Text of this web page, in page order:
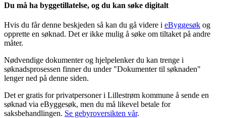
Du må ha byggetillatelse, og du kan søke digitalt
Hvis du får denne beskjeden så kan du gå videre i eByggesøk og
opprette en søknad. Det er ikke mulig å søke om tiltaket på andre
måter.
Nødvendige dokumenter og hjelpelenker du kan trenge i
søknadsprosessen finner du under "Dokumenter til søknaden"
lenger ned på denne siden.
Det er gratis for privatpersoner i Lillestrøm kommune å sende en
søknad via eByggesøk, men du må likevel betale for
saksbehandlingen. Se gebyroversikten vår.